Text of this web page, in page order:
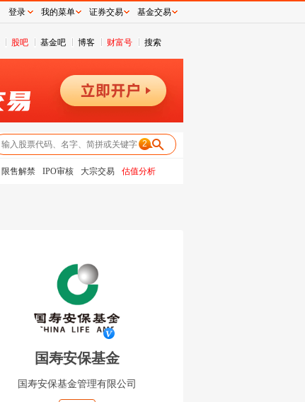
股吧 基金吧 博客 财富号 搜索
2
限售解禁 IPO审核 大宗交易 估值分析
国寿安保基金
国寿安保基金管理有限公司
登录 我的菜单 证券交易 基金交易